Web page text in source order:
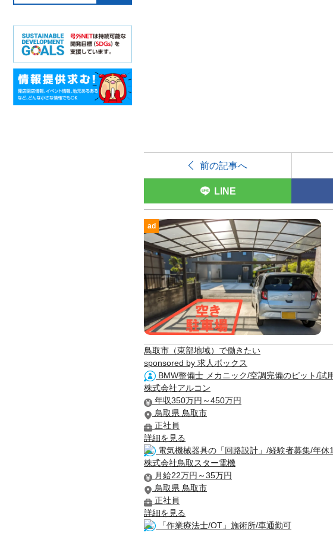
前の記事へ
LINE
ad
鳥取市（東部地域）で働きたい
sponsored by 求人ボックス
BMW整備士 メカニック/空調完備のピット/試
株式会社アルコン
年収350万円～450万円
鳥取県 鳥取市
正社員
詳細を見る
電気機械器具の「回路設計」/経験者募集/年休
株式会社鳥取スター電機
月給22万円～35万円
鳥取県 鳥取市
正社員
詳細を見る
「作業療法士/OT」施術所/車通勤可